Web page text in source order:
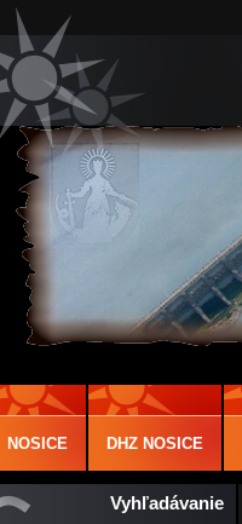
Vyhľadávanie
NOSICE DHZ NOSICE